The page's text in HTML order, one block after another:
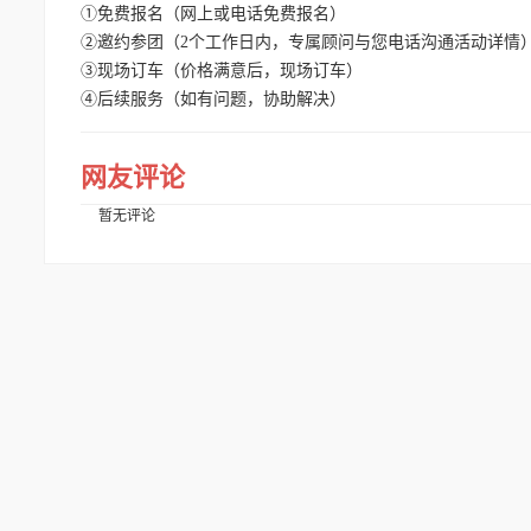
①免费报名（网上或电话免费报名）
②邀约参团（2个工作日内，专属顾问与您电话沟通活动详情
③现场订车（价格满意后，现场订车）
④后续服务（如有问题，协助解决）
网友评论
暂无评论